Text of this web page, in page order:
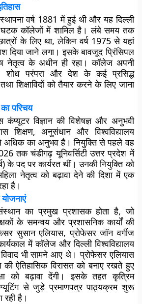
वर्ष 1881 में हुई थी और यह दिल्ली
घटक कॉलेजों में शामिल है। लंबे समय तक
के लिए था, लेकिन वर्ष 1975 से यहां
दिया जाने लगा। इसके बावजूद प्रिंसिपल
के अधीन ही रहा। कॉलेज अपनी
शोध परंपरा और देश के कई प्रसिद्ध
शिक्षाविदों को तैयार करने के लिए जाना
परिचय
कंप्यूटर विज्ञान की विशेषज्ञ और अनुभवी
शिक्षण, अनुसंधान और विश्वविद्यालय
का अनुभव है। नियुक्ति से पहले वह
तक चंडीगढ़ यूनिवर्सिटी उत्तर प्रदेश में
के पद पर कार्यरत थीं। उनकी नियुक्ति को
नेतृत्व को बढ़ावा देने की दिशा में एक
है।
का प्रमुख प्रशासक होता है, जो
के समन्वय और प्रशासनिक कार्यों की
सुसान एलियास, प्रोफेसर जॉन वर्गीज
में कॉलेज और दिल्ली विश्वविद्यालय
भी सामने आए थे। प्रोफेसर एलियास
ऐतिहासिक विरासत को बनाए रखते हुए
को बढ़ावा देंगी। इसके तहत कृत्रिम
से जुड़े प्रमाणपत्र पाठ्यक्रम शुरू
रही है।